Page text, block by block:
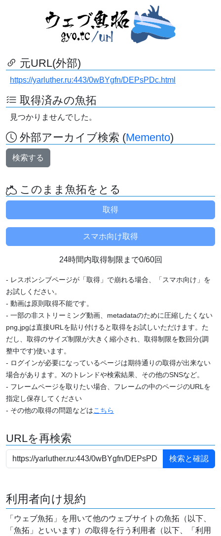
元URL(外部)
https://yarluther.ru:443/0wBYgfn/DEPsPDc.html
取得済みの魚拓
見つかりませんでした。
外部アーカイブ検索 (Memento)
検索する
このまま魚拓をとる
24時間内取得制限まで0/60回
- レスポンシブページが「取得」で崩れる場合、「スマホ向け」を
お試しください。
- 動画は原則取得不能です。
- 一部の非ストリーミング動画、metadataのために圧縮したくない
png,jpgは直接URLを貼り付けると取得をお試しいただけます。た
だし、取得のサイズ制限が大きく縮小され、取得制限を数回分(調
整中です)使います。
- ログインが必要になっているページは期待通りの取得が出来ない
場合があります。Xのトレンドや検索結果、その他のSNSなど。
- フレームページを取りたい場合、フレームの中のページのURLを
指定し保存してください
- その他の取得の問題などはこちら
URLを再検索
利用者向け規約
「ウェブ魚拓」を用いて他のウェブサイトの魚拓（以下、
「魚拓」といいます）の取得を行う利用者（以下、「利用